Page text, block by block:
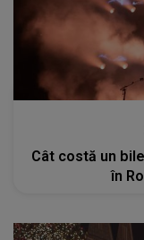
Cât costă un
în